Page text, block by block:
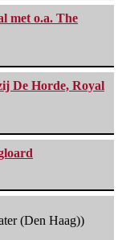
met o.a. The
De Horde, Royal
(Den Haag))